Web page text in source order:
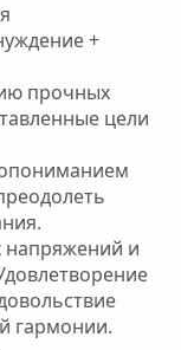
+
прочных
цели
напряжений и
гармонии.